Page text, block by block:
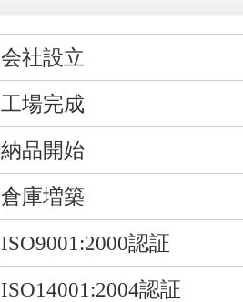
会社設立
工場完成
納品開始
倉庫増築
ISO9001:2000認証
ISO14001:2004認証